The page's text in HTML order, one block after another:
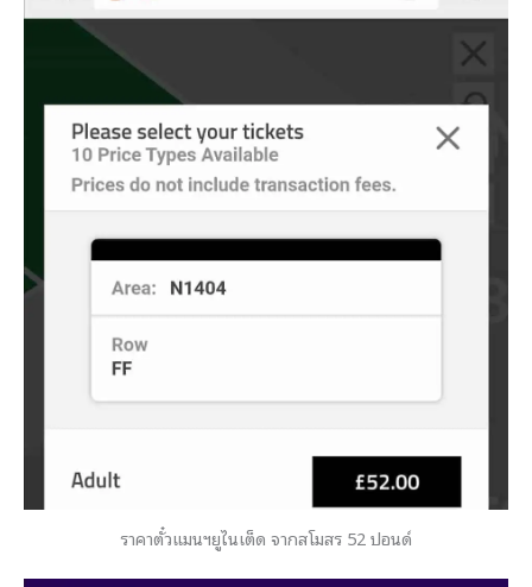
ราคาตั๋วแมนฯยูไนเต็ด จากสโมสร 52 ปอนด์